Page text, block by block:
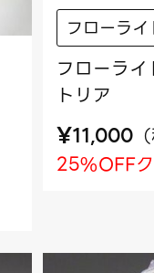
フローラ
フローラ
トリア
¥11,000 （
25%OFF